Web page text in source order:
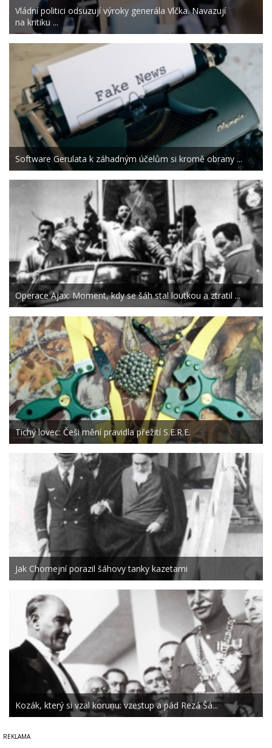
Vládní politici odsuzují výroky generála Vlčka. Navazují
na kritiku ...
Software Gerulata k záhadným účelům si kromě obrany ...
Operace Ajax: Moment, kdy se šáh stal loutkou a ztratil ...
Tichý lovec: Češi mění pravidla přežití S.E.R.E.
Jak Chomejní porazil šáhovy tanky kazetami
Kozák, který si vzal korunu: vzestup a pád Rezá Šá...